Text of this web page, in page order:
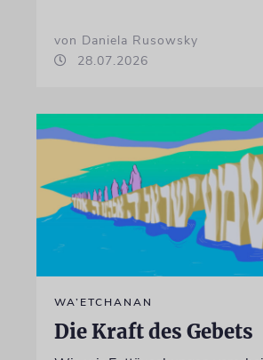
von Daniela Rusowsky
28.07.2026
WA’ETCHANAN
Die Kraft des Gebets